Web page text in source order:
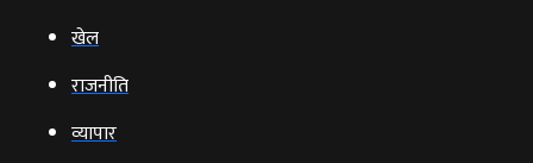
खेल
राजनीति
व्‍यापार